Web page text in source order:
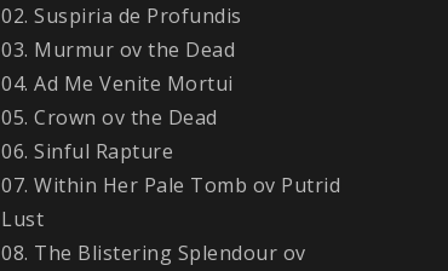
02. Suspiria de Profundis
03. Murmur ov the Dead
04. Ad Me Venite Mortui
05. Crown ov the Dead
06. Sinful Rapture
07. Within Her Pale Tomb ov Putrid
Lust
08. The Blistering Splendour ov